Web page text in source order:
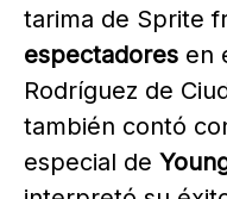
tarima de Sprite
espectadores en
Rodríguez de
también contó
especial de